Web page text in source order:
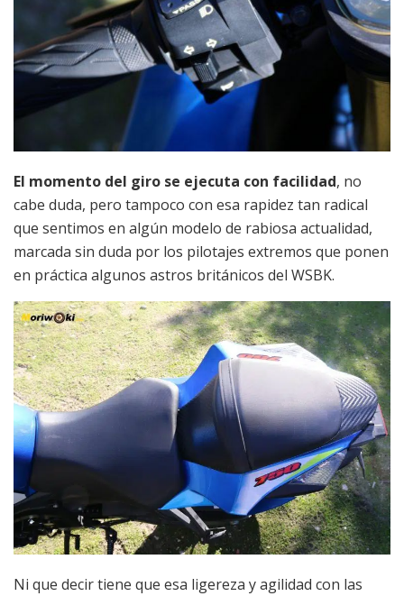
El momento del giro se ejecuta con facilidad, no
cabe duda, pero tampoco con esa rapidez tan radical
que sentimos en algún modelo de rabiosa actualidad,
marcada sin duda por los pilotajes extremos que ponen
en práctica algunos astros británicos del WSBK.
Ni que decir tiene que esa ligereza y agilidad con las